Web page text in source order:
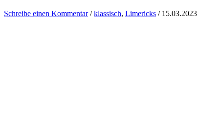
Schreibe einen Kommentar /klassisch, Limericks / 15.03.2023